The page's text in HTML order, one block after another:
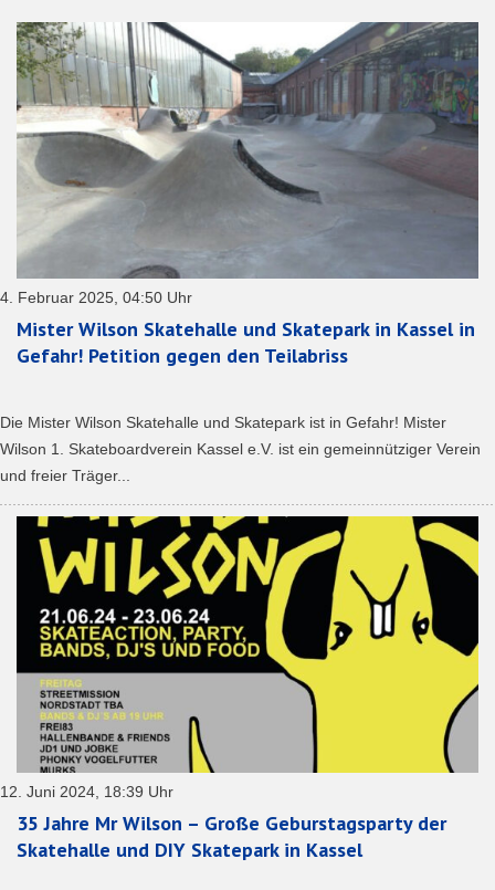
4. Februar 2025, 04:50 Uhr
Mister Wilson Skatehalle und Skatepark in Kassel in
Gefahr! Petition gegen den Teilabriss
Die Mister Wilson Skatehalle und Skatepark ist in Gefahr! Mister
Wilson 1. Skateboardverein Kassel e.V. ist ein gemeinnütziger Verein
und freier Träger...
12. Juni 2024, 18:39 Uhr
35 Jahre Mr Wilson – Große Geburstagsparty der
Skatehalle und DIY Skatepark in Kassel